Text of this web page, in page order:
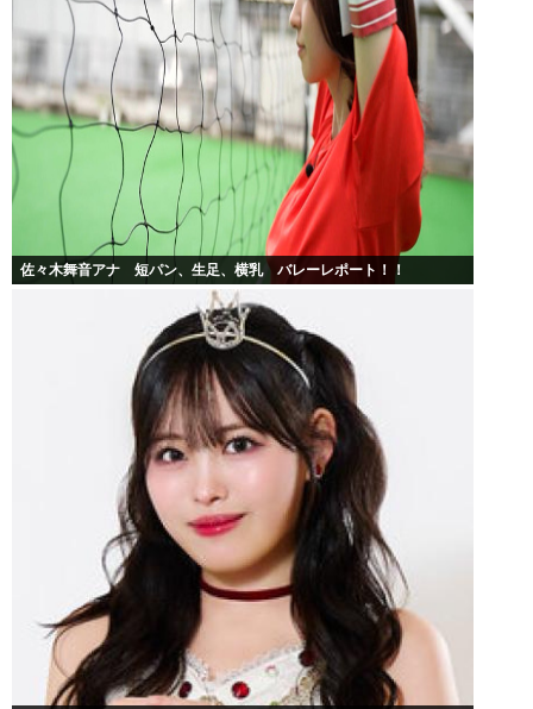
佐々木舞音アナ 短パン、生足、横乳 バレーレポート！！